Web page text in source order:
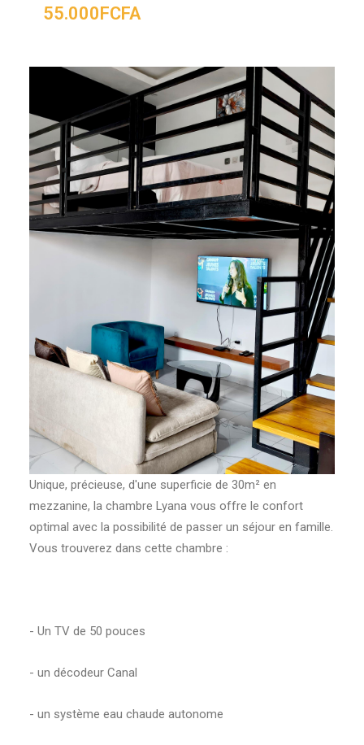
55.000FCFA
Unique, précieuse, d'une superficie de 30m² en
mezzanine, la chambre Lyana vous offre le confort
optimal avec la possibilité de passer un séjour en famille.
Vous trouverez dans cette chambre :
‎- Un TV de 50 pouces
‎- un décodeur Canal
‎- un système eau chaude autonome